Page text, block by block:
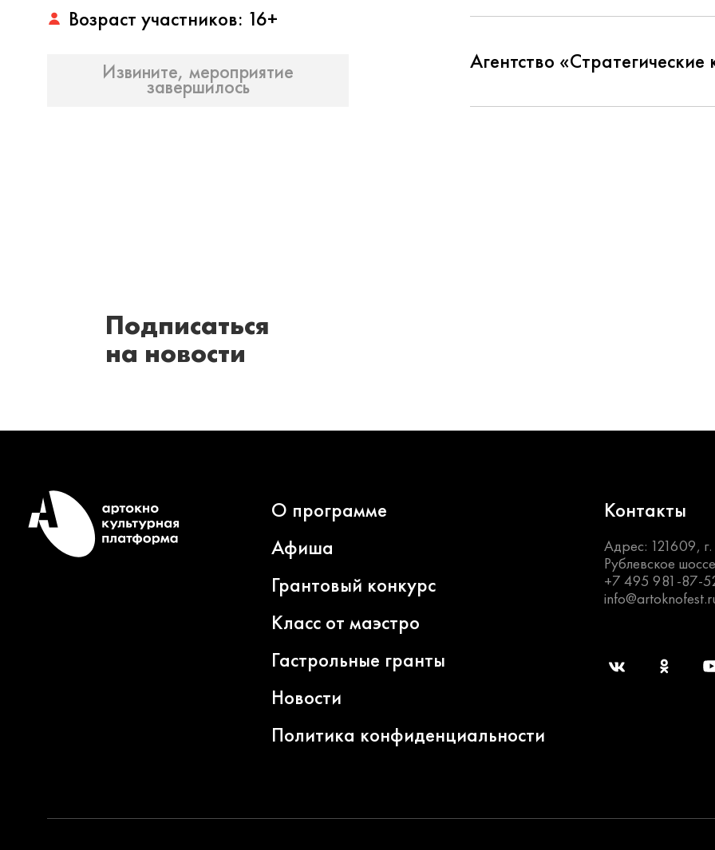
Возраст участников: 16+
Извините, мероприятие
завершилось
Агентство
Подписаться
на новости
О программе
Афиша
Грантовый конкурс
Класс от маэстро
Гастрольные гранты
Новости
Политика конфиденциальности
Контакты
Адрес: 121609,
Рублевское
+7 495 981-87-